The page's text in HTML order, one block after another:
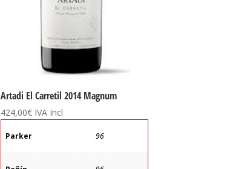
Artadi El Carretil 2014 Magnum
424,00€ IVA Incl
Parker 96